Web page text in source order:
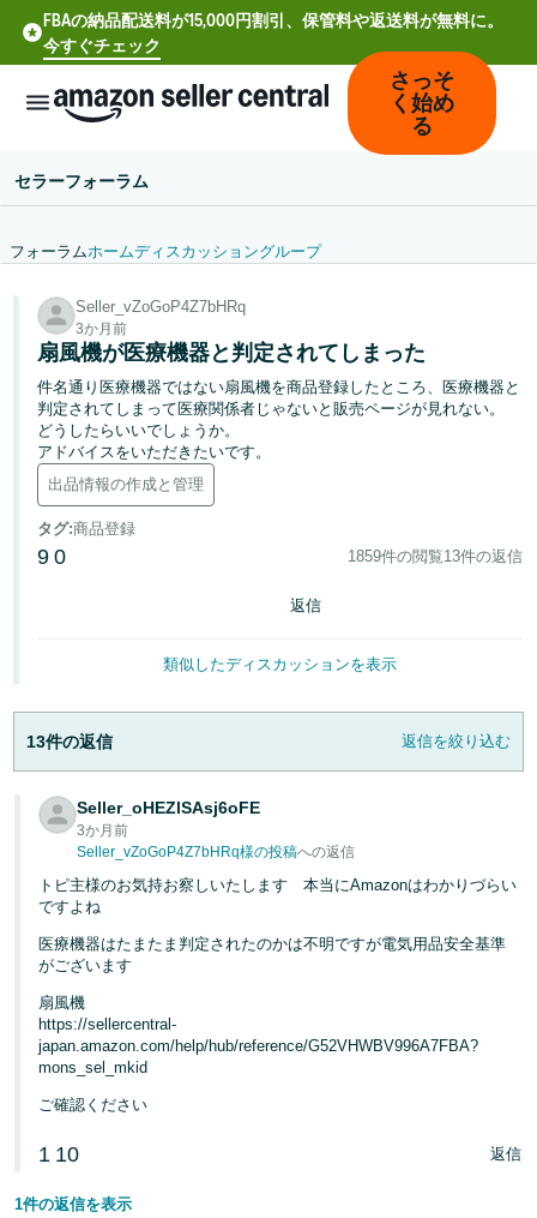
FBAの納品配送料が15,000円割引、保管料や返送料が無料に。
今すぐチェック
日
語
文
-
CN
Deutsch
- DE
Español
- ES
한
국
어
-
日
本
-
JP
English
ロ
グ
イ
ン
さ
っ
そ
始
る
さっそ
く始め
る
セラーフォーラム
フォーラムホームディスカッショングループ
Seller_vZoGoP4Z7bHRq
3か月前
扇風機が医療機器と判定されてしまった
件名通り医療機器ではない扇風機を商品登録したところ、医療機器と
判定されてしまって医療関係者じゃないと販売ページが見れない。
どうしたらいいでしょうか。
アドバイスをいただきたいです。
出品情報の作成と管理
タグ:商品登録
9 0 1859件の閲覧13件の返信
返信
類似したディスカッションを表示
13件の返信 返信を絞り込む
Seller_oHEZlSAsj6oFE
3か月前
Seller_vZoGoP4Z7bHRq様の投稿への返信
トピ主様のお気持お察しいたします 本当にAmazonはわかりづらい
ですよね
医療機器はたまたま判定されたのかは不明ですが電気用品安全基準
がございます
扇風機
https://sellercentral-
japan.amazon.com/help/hub/reference/G52VHWBV996A7FBA?
mons_sel_mkid
ご確認ください
1 10 返信
1件の返信を表示